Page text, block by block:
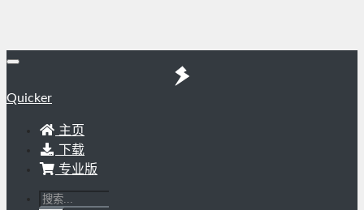
Quicker
主页
下载
专业版